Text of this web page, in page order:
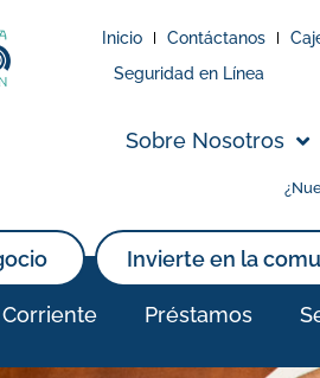
Inicio Contáctanos
Seguridad en Línea
Sobre Nosotros
Préstamos
Invierte en la